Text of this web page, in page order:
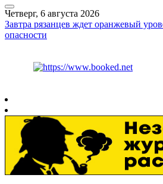
Четверг, 6 августа 2026
Завтра рязанцев ждет оранжевый
опасности